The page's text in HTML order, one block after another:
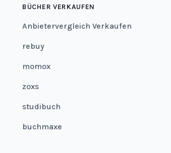
BÜCHER VERKAUFEN
Anbietervergleich Verkaufen
rebuy
momox
zoxs
studibuch
buchmaxe